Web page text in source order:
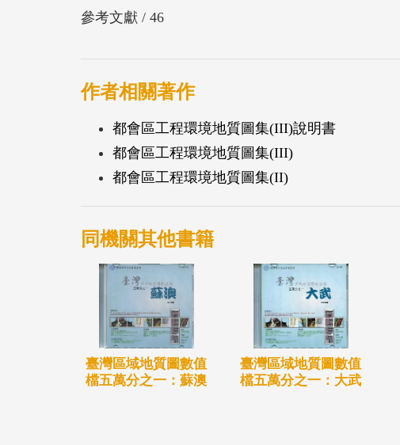
參考文獻 / 46
作者相關著作
都會區工程環境地質圖集(III)說明書
都會區工程環境地質圖集(III)
都會區工程環境地質圖集(II)
同機關其他書籍
臺灣區域地質圖數值
檔五萬分之一：蘇澳
臺灣區域地質圖數值
檔五萬分之一：大武